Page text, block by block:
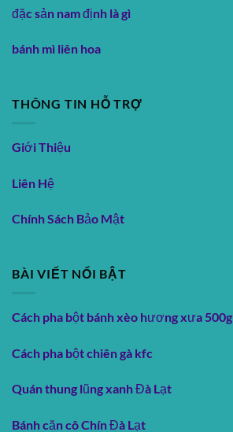
đặc sản nam định là gì
bánh mì liên hoa
THÔNG TIN HỖ TRỢ
Giới Thiệu
Liên Hệ
Chính Sách Bảo Mật
BÀI VIẾT NỔI BẬT
Cách pha bột bánh xèo hương xưa 500g
Cách pha bột chiên gà kfc
Quán thung lũng xanh Đà Lạt
Bánh căn cô Chín Đà Lạt